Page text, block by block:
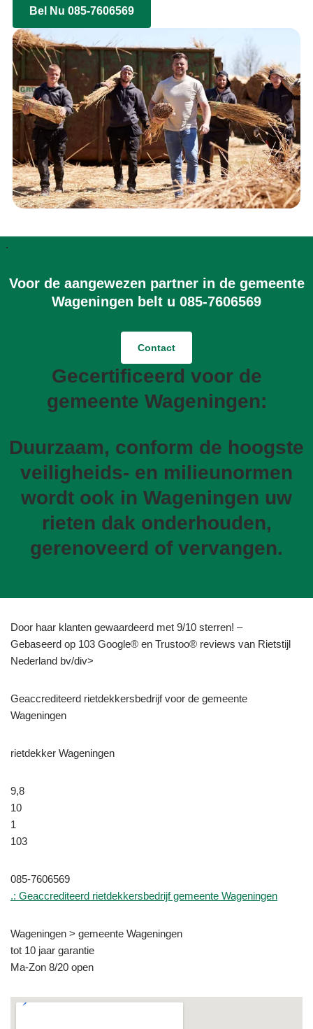
Bel Nu 085-7606569
.
Voor de aangewezen partner in de gemeente
Wageningen belt u 085-7606569
Contact
Gecertificeerd voor de
gemeente Wageningen:
Duurzaam, conform de hoogste
veiligheids- en milieunormen
wordt ook in Wageningen uw
rieten dak onderhouden,
gerenoveerd of vervangen.
Door haar klanten gewaardeerd met 9/10 sterren! –
Gebaseerd op 103 Google® en Trustoo® reviews van Rietstijl
Nederland bv/div>
Geaccrediteerd rietdekkersbedrijf voor de gemeente
Wageningen
rietdekker Wageningen
9,8
10
1
103
085-7606569
.: Geaccrediteerd rietdekkersbedrijf gemeente Wageningen
Wageningen > gemeente Wageningen
tot 10 jaar garantie
Ma-Zon 8/20 open